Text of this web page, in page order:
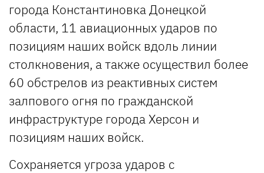
города Константиновка Донецкой
области, 11 авиационных ударов по
позициям наших войск вдоль линии
столкновения, а также осуществил более
60 обстрелов из реактивных систем
залпового огня по гражданской
инфраструктуре города Херсон и
позициям наших войск.
Сохраняется угроза ударов с